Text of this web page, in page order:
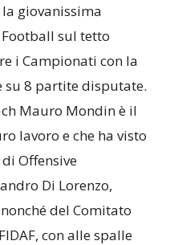
giovanissima
sul tetto
i Campionati con la
8 partite disputate.
Mauro Mondin è il
lavoro e che ha visto
Offensive
Di Lorenzo,
del Comitato
con alle spalle